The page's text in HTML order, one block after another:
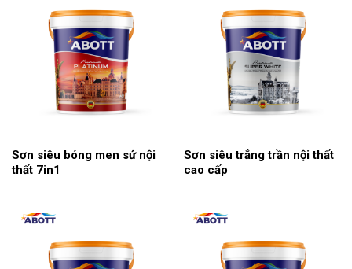
Sơn siêu bóng men sứ nội
thất 7in1
Sơn siêu trắng trần nội thất
cao cấp